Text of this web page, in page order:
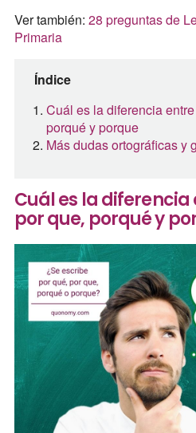
Ver también: 28 preguntas de
Primaria
Índice
Cuál es la diferencia
porqué y porque
Más dudas ortográficas y
Cuál es la diferencia
por que, porqué y